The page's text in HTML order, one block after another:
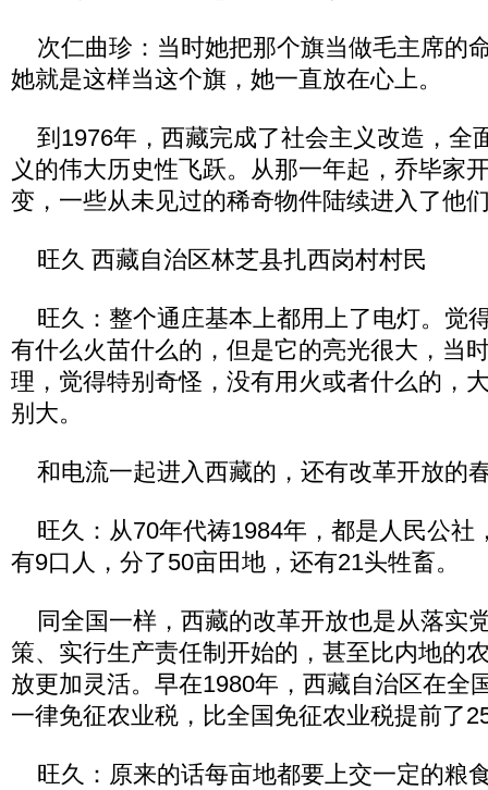
次仁曲珍：当时她把那个旗当做毛主席的
她就是这样当这个旗，她一直放在心上。
到1976年，西藏完成了社会主义改造，全
义的伟大历史性飞跃。从那一年起，乔毕家
变，一些从未见过的稀奇物件陆续进入了他
旺久 西藏自治区林芝县扎西岗村村民
旺久：整个通庄基本上都用上了电灯。觉
有什么火苗什么的，但是它的亮光很大，当
理，觉得特别奇怪，没有用火或者什么的，
别大。
和电流一起进入西藏的，还有改革开放的
旺久：从70年代祷1984年，都是人民公社
有9口人，分了50亩田地，还有21头牲畜。
同全国一样，西藏的改革开放也是从落实
策、实行生产责任制开始的，甚至比内地的
放更加灵活。早在1980年，西藏自治区在全
一律免征农业税，比全国免征农业税提前了
旺久：原来的话每亩地都要上交一定的粮